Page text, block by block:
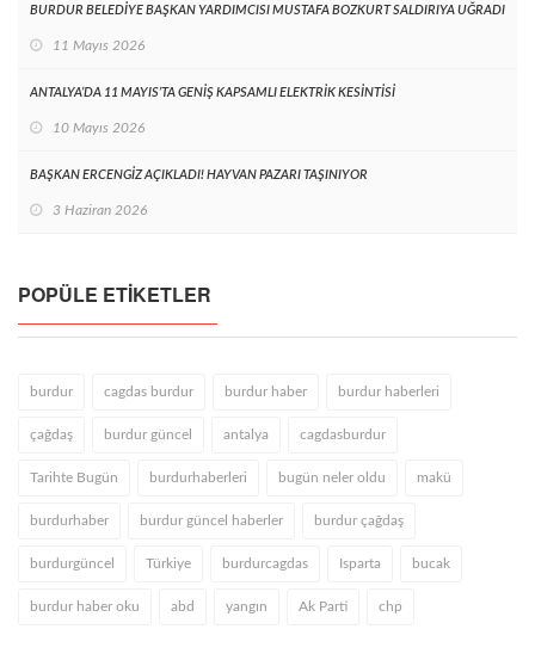
BURDUR BELEDİYE BAŞKAN YARDIMCISI MUSTAFA BOZKURT SALDIRIYA UĞRADI
11 Mayıs 2026
ANTALYA’DA 11 MAYIS’TA GENİŞ KAPSAMLI ELEKTRİK KESİNTİSİ
10 Mayıs 2026
BAŞKAN ERCENGİZ AÇIKLADI! HAYVAN PAZARI TAŞINIYOR
3 Haziran 2026
POPÜLE ETIKETLER
burdur cagdas burdur burdur haber burdur haberleri
çağdaş burdur güncel antalya cagdasburdur
Tarihte Bugün burdurhaberleri bugün neler oldu makü
burdurhaber burdur güncel haberler burdur çağdaş
burdurgüncel Türkiye burdurcagdas Isparta bucak
burdur haber oku abd yangın Ak Parti chp